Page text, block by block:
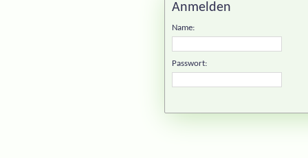
Anmelden
Name:
Passwort: